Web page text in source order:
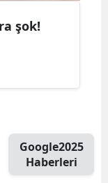
şok!
Google2025
Haberleri